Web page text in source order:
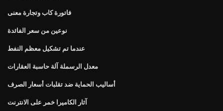
فاتورة كاب وتجارة معنى
نوعين من سعر الفائدة
عندما تم تشكيل معظم النفط
معدل الرسملة آلة حاسبة العقارات
أساليب الحماية ضد تقلبات أسعار الصرف
آثار الكاميرا خمر على الانترنت